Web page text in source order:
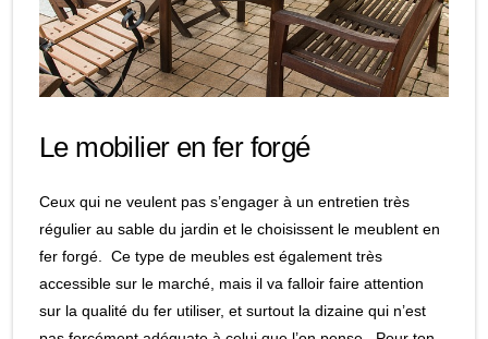
Le mobilier en fer forgé
Ceux qui ne veulent pas s’engager à un entretien très
régulier au sable du jardin et le choisissent le meublent en
fer forgé. Ce type de meubles est également très
accessible sur le marché, mais il va falloir faire attention
sur la qualité du fer utiliser, et surtout la dizaine qui n’est